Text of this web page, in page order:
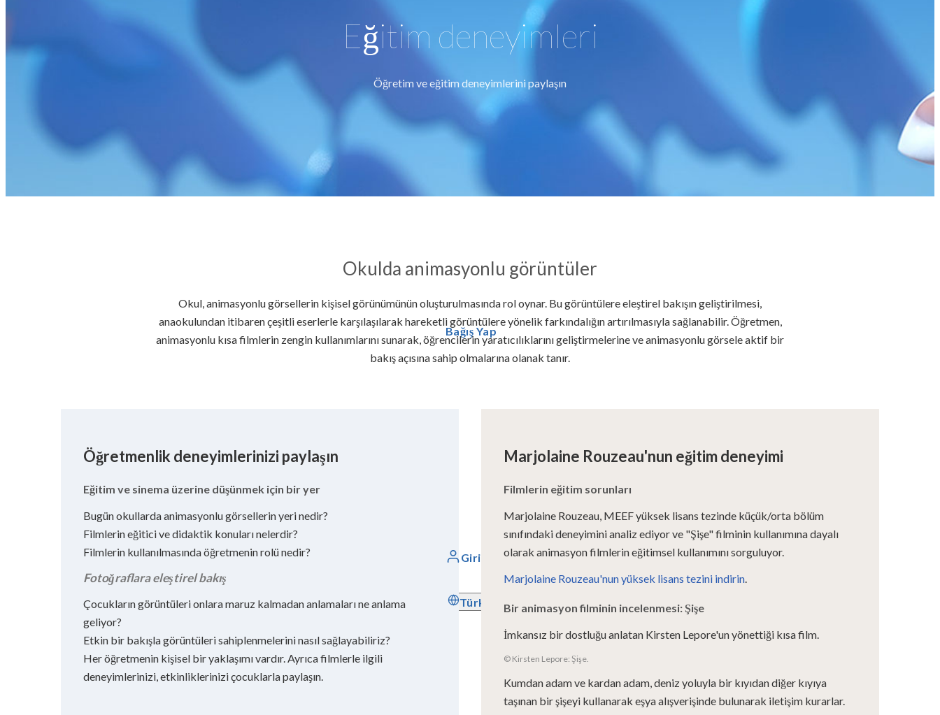
Bağış Yap
Giriş yap
Türkçe
Eğitim deneyimleri
Öğretim ve eğitim deneyimlerini paylaşın
Okulda animasyonlu görüntüler
Okul, animasyonlu görsellerin kişisel görünümünün oluşturulmasında rol oynar. Bu görüntülere eleştirel bakışın geliştirilmesi,
anaokulundan itibaren çeşitli eserlerle karşılaşılarak hareketli görüntülere yönelik farkındalığın artırılmasıyla sağlanabilir. Öğretmen,
animasyonlu kısa filmlerin zengin kullanımlarını sunarak, öğrencilerin yaratıcılıklarını geliştirmelerine ve animasyonlu görsele aktif bir
bakış açısına sahip olmalarına olanak tanır.
Öğretmenlik deneyimlerinizi paylaşın
Eğitim ve sinema üzerine düşünmek için bir yer
Bugün okullarda animasyonlu görsellerin yeri nedir?
Filmlerin eğitici ve didaktik konuları nelerdir?
Filmlerin kullanılmasında öğretmenin rolü nedir?
Fotoğraflara eleştirel bakış
Çocukların görüntüleri onlara maruz kalmadan anlamaları ne anlama
geliyor?
Etkin bir bakışla görüntüleri sahiplenmelerini nasıl sağlayabiliriz?
Her öğretmenin kişisel bir yaklaşımı vardır. Ayrıca filmlerle ilgili
deneyimlerinizi, etkinliklerinizi çocuklarla paylaşın.
Marjolaine Rouzeau'nun eğitim deneyimi
Filmlerin eğitim sorunları
Marjolaine Rouzeau, MEEF yüksek lisans tezinde küçük/orta bölüm
sınıfındaki deneyimini analiz ediyor ve "Şişe" filminin kullanımına dayalı
olarak animasyon filmlerin eğitimsel kullanımını sorguluyor.
Marjolaine Rouzeau'nun yüksek lisans tezini indirin.
Bir animasyon filminin incelenmesi: Şişe
İmkansız bir dostluğu anlatan Kirsten Lepore'un yönettiği kısa film.
© Kirsten Lepore: Şişe.
Kumdan adam ve kardan adam, deniz yoluyla bir kıyıdan diğer kıyıya
taşınan bir şişeyi kullanarak eşya alışverişinde bulunarak iletişim kurarlar.